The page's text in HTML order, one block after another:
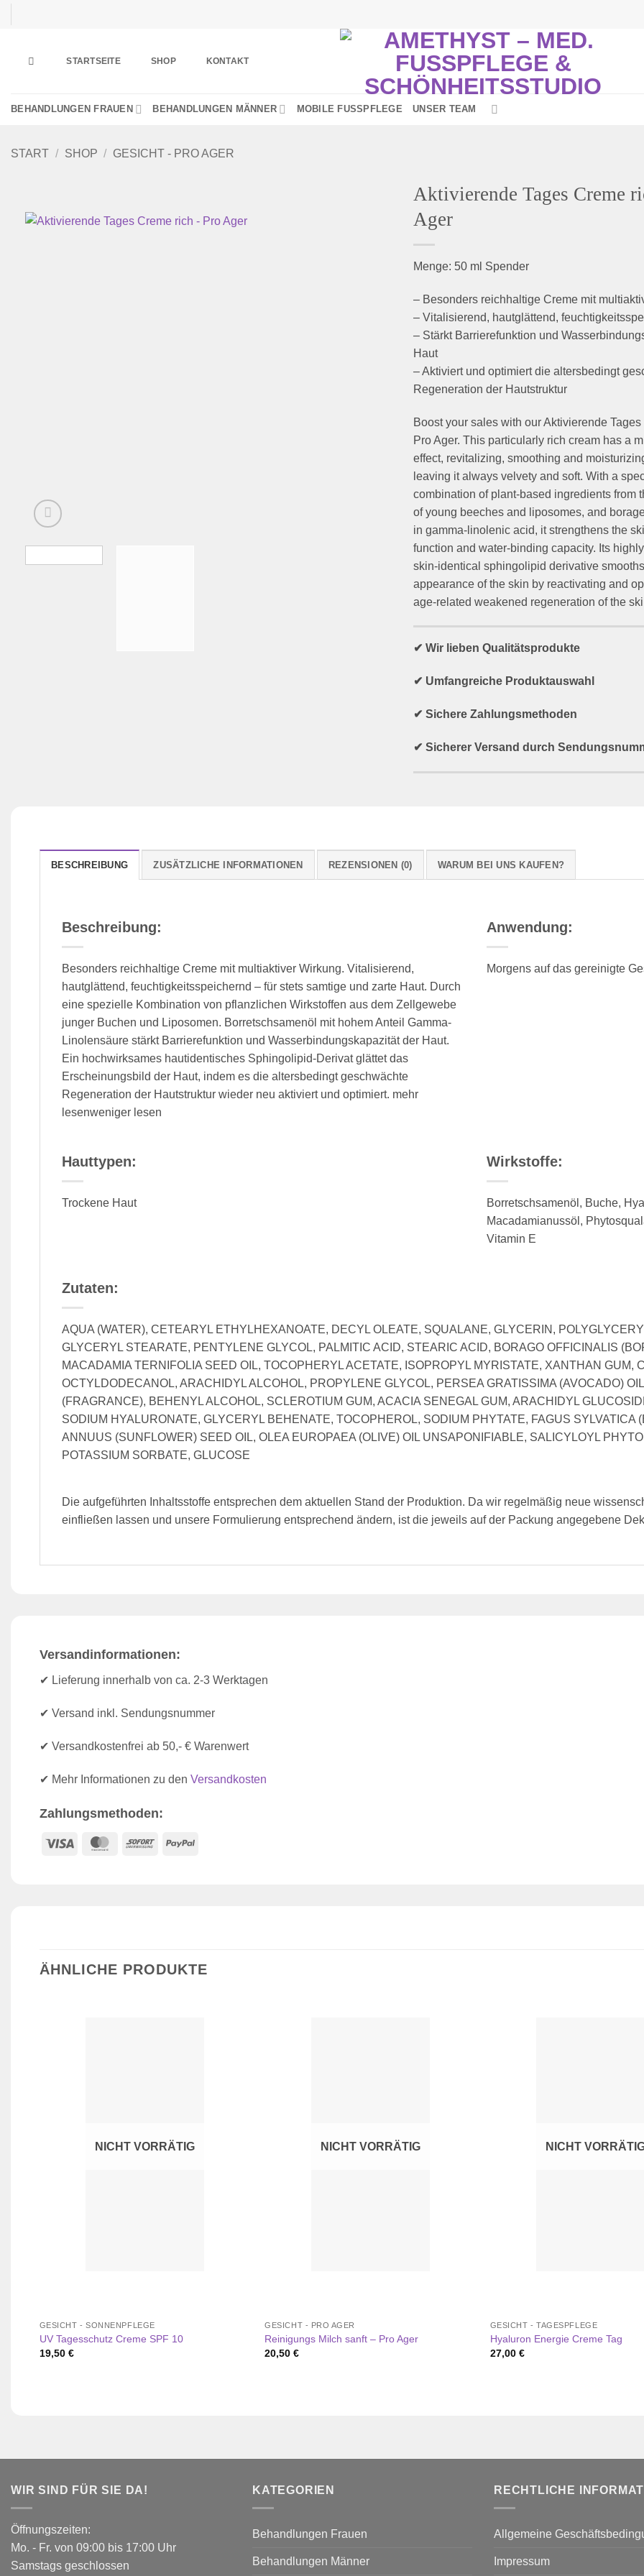
Inhalt
STARTSEITE SHOP KONTAKT
BEHANDLUNGEN FRAUEN BEHANDLUNGEN MÄNNER MOBILE FUSSPFLEGE UNSER TEAM
START / SHOP / GESICHT - PRO AGER
Aktivierende Tages Creme
Ager
Menge: 50 ml Spender
– Besonders reichhaltige Creme mit
– Vitalisierend, hautglättend,
– Stärkt Barrierefunktion und
Haut
– Aktiviert und optimiert die altersbedingt
Regeneration der Hautstruktur
Boost your sales with our Aktivierende
Pro Ager. This particularly rich cream has a
effect, revitalizing, smoothing and
leaving it always velvety and soft. With a
combination of plant-based ingredients from
of young beeches and liposomes, and
in gamma-linolenic acid, it strengthens the
function and water-binding capacity. Its
skin-identical sphingolipid derivative
appearance of the skin by reactivating and
age-related weakened regeneration of the
✔ Wir lieben Qualitätsprodukte
✔ Umfangreiche Produktauswahl
✔ Sichere Zahlungsmethoden
✔ Sicherer Versand durch
BESCHREIBUNG ZUSÄTZLICHE INFORMATIONEN REZENSIONEN (0) WARUM BEI UNS KAUFEN?
Beschreibung:
Besonders reichhaltige Creme mit multiaktiver Wirkung. Vitalisierend,
hautglättend, feuchtigkeitsspeichernd – für stets samtige und zarte Haut. Durch
eine spezielle Kombination von pflanzlichen Wirkstoffen aus dem Zellgewebe
junger Buchen und Liposomen. Borretschsamenöl mit hohem Anteil Gamma-
Linolensäure stärkt Barrierefunktion und Wasserbindungskapazität der Haut.
Ein hochwirksames hautidentisches Sphingolipid-Derivat glättet das
Erscheinungsbild der Haut, indem es die altersbedingt geschwächte
Regeneration der Hautstruktur wieder neu aktiviert und optimiert. mehr
lesenweniger lesen
Anwendung:
Morgens auf das gereinigte
Hauttypen:
Trockene Haut
Wirkstoffe:
Borretschsamenöl, Buche,
Macadamianussöl,
Vitamin E
Zutaten:
AQUA (WATER), CETEARYL ETHYLHEXANOATE, DECYL OLEATE, SQUALANE, GLYCERIN,
GLYCERYL STEARATE, PENTYLENE GLYCOL, PALMITIC ACID, STEARIC ACID, BORAGO OFFICINALIS
MACADAMIA TERNIFOLIA SEED OIL, TOCOPHERYL ACETATE, ISOPROPYL MYRISTATE, XANTHAN
OCTYLDODECANOL, ARACHIDYL ALCOHOL, PROPYLENE GLYCOL, PERSEA GRATISSIMA (AVOCADO)
(FRAGRANCE), BEHENYL ALCOHOL, SCLEROTIUM GUM, ACACIA SENEGAL GUM, ARACHIDYL
SODIUM HYALURONATE, GLYCERYL BEHENATE, TOCOPHEROL, SODIUM PHYTATE, FAGUS
ANNUUS (SUNFLOWER) SEED OIL, OLEA EUROPAEA (OLIVE) OIL UNSAPONIFIABLE, SALICYLOYL
POTASSIUM SORBATE, GLUCOSE
Die aufgeführten Inhaltsstoffe entsprechen dem aktuellen Stand der Produktion. Da wir regelmäßig neue
einfließen lassen und unsere Formulierung entsprechend ändern, ist die jeweils auf der Packung angegebene
Versandinformationen:
✔ Lieferung innerhalb von ca. 2-3 Werktagen
✔ Versand inkl. Sendungsnummer
✔ Versandkostenfrei ab 50,- € Warenwert
✔ Mehr Informationen zu den Versandkosten
Zahlungsmethoden:
Visa MasterCard
Sofort PayPal
ÄHNLICHE PRODUKTE
NICHT VORRÄTIG
GESICHT - SONNENPFLEGE
UV Tagesschutz Creme SPF 10
19,50 €
NICHT VORRÄTIG
GESICHT - PRO AGER
Reinigungs Milch sanft – Pro Ager
20,50€
NICHT
GESICHT - TAGESPFLEGE
Hyaluron Energie Creme Tag
27,00 €
WIR SIND FÜR SIE DA!
Öffnungszeiten:
Mo. - Fr. von 09:00 bis 17:00 Uhr
Samstags geschlossen
KATEGORIEN
Behandlungen Frauen
Behandlungen Männer
RECHTLICHE
Allgemeine
Impressum